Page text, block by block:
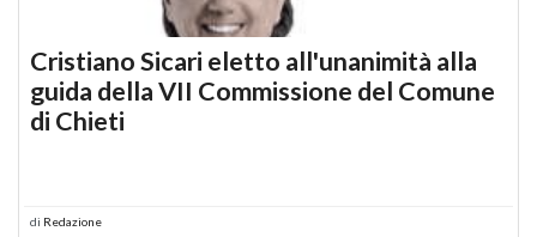
Cristiano Sicari eletto all'unanimità alla
guida della VII Commissione del Comune
di Chieti
di Redazione